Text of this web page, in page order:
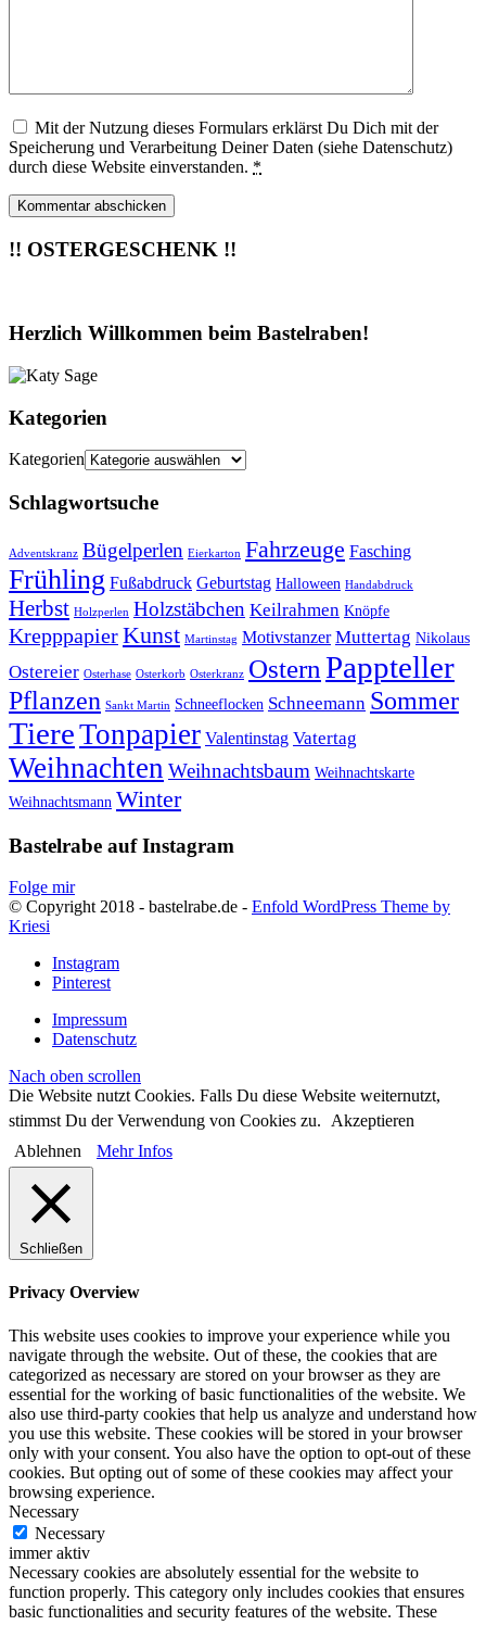
Mit der Nutzung dieses Formulars erklärst Du Dich mit der
Speicherung und Verarbeitung Deiner Daten (siehe Datenschutz)
durch diese Website einverstanden. *
!! OSTERGESCHENK !!
Herzlich Willkommen beim Bastelraben!
Kategorien
Kategorien
Schlagwortsuche
Adventskranz Bügelperlen Eierkarton Fahrzeuge Fasching
Frühling Fußabdruck Geburtstag Halloween Handabdruck
Herbst Holzperlen Holzstäbchen Keilrahmen Knöpfe
KrepppapierKunst Martinstag Motivstanzer Muttertag Nikolaus
Ostereier Osterhase Osterkorb Osterkranz Ostern Pappteller
Pflanzen Sankt Martin Schneeflocken Schneemann Sommer
TiereTonpapier Valentinstag Vatertag
Weihnachten Weihnachtsbaum Weihnachtskarte
Weihnachtsmann Winter
Bastelrabe auf Instagram
Folge mir
© Copyright 2018 - bastelrabe.de - Enfold WordPress Theme by
Kriesi
Instagram
Pinterest
Impressum
Datenschutz
Nach oben scrollen
Die Website nutzt Cookies. Falls Du diese Website weiternutzt,
stimmst Du der Verwendung von Cookies zu.
Akzeptieren
Ablehnen
Mehr Infos
Schließen
Privacy Overview
This website uses cookies to improve your experience while you
navigate through the website. Out of these, the cookies that are
categorized as necessary are stored on your browser as they are
essential for the working of basic functionalities of the website. We
also use third-party cookies that help us analyze and understand how
you use this website. These cookies will be stored in your browser
only with your consent. You also have the option to opt-out of these
cookies. But opting out of some of these cookies may affect your
browsing experience.
Necessary
Necessary
immer aktiv
Necessary cookies are absolutely essential for the website to
function properly. This category only includes cookies that ensures
basic functionalities and security features of the website. These